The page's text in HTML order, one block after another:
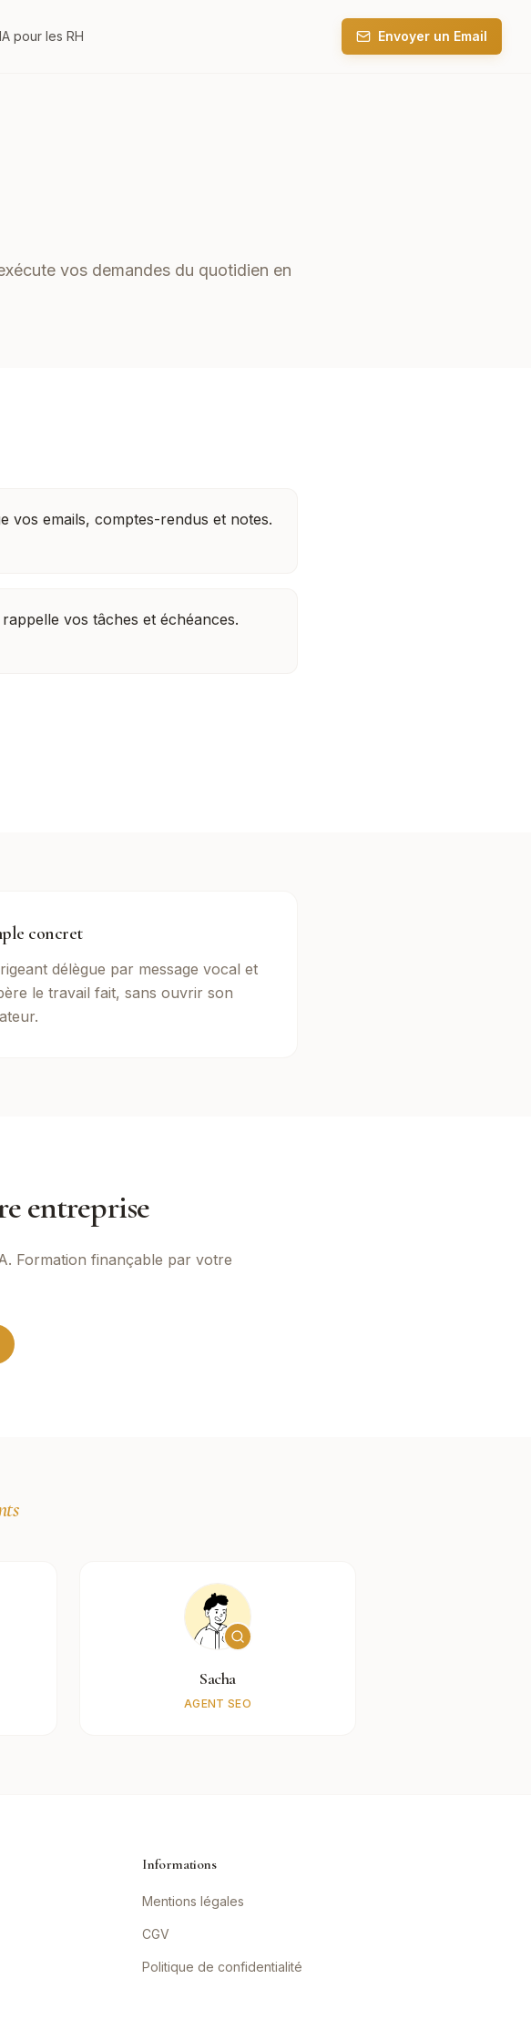
IA pour les RH Envoyer un Email
vos demandes du quotidien en
vos emails, comptes-rendus et notes.
vos tâches et échéances.
concret
délègue par message vocal et
le travail fait, sans ouvrir son
entreprise
Formation finançable par votre
Sacha
AGENT SEO
Informations
Mentions légales
CGV
Politique de confidentialité